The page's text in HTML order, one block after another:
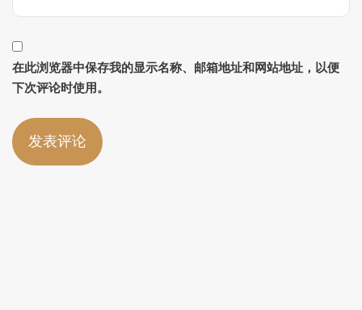
在此浏览器中保存我的显示名称、邮箱地址和网站地址，以便
下次评论时使用。